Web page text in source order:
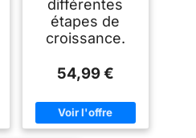
différentes
étapes de
croissance.
54,99 €